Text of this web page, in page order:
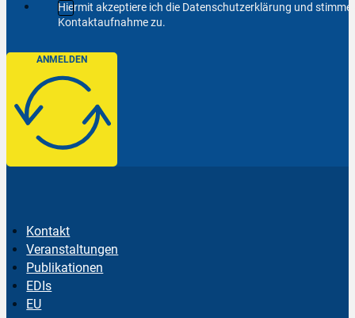
Hiermit akzeptiere ich die Datenschutzerklärung und
Kontaktaufnahme zu.
ANMELDEN
Kontakt
Veranstaltungen
Publikationen
EDIs
EU